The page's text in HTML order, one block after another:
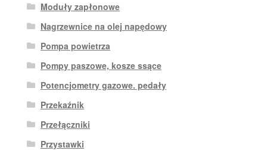
Moduły zapłonowe
Nagrzewnice na olej napędowy
Pompa powietrza
Pompy paszowe, kosze ssące
Potencjometry gazowe. pedały
Przekaźnik
Przełączniki
Przystawki